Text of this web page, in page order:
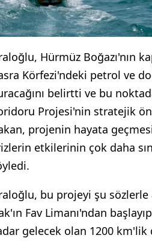
Hürmüz Boğazı'nın
Körfezi'ndeki petrol ve
belirtti ve bu
Projesi'nin stratejik
projenin hayata
etkilerinin çok daha
bu projeyi şu sözlerle
Fav Limanı'ndan
gelecek olan 1200